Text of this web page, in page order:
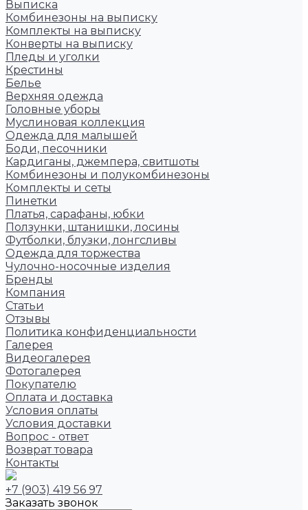
Выписка
Комбинезоны на выписку
Комплекты на выписку
Конверты на выписку
Пледы и уголки
Крестины
Белье
Верхняя одежда
Головные уборы
Муслиновая коллекция
Одежда для малышей
Боди, песочники
Кардиганы, джемпера, свитшоты
Комбинезоны и полукомбинезоны
Комплекты и сеты
Пинетки
Платья, сарафаны, юбки
Ползунки, штанишки, лосины
Футболки, блузки, лонгсливы
Одежда для торжества
Чулочно-носочные изделия
Бренды
Компания
Статьи
Отзывы
Политика конфиденциальности
Галерея
Видеогалерея
Фотогалерея
Покупателю
Оплата и доставка
Условия оплаты
Условия доставки
Вопрос - ответ
Возврат товара
Контакты
+7 (903) 419 56 97
Заказать звонок